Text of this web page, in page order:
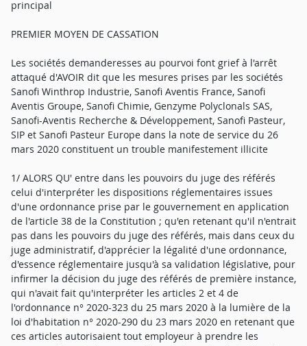
principal
PREMIER MOYEN DE CASSATION
Les sociétés demanderesses au pourvoi font grief à l'arrêt
attaqué d'AVOIR dit que les mesures prises par les sociétés
Sanofi Winthrop Industrie, Sanofi Aventis France, Sanofi
Aventis Groupe, Sanofi Chimie, Genzyme Polyclonals SAS,
Sanofi-Aventis Recherche & Développement, Sanofi Pasteur,
SIP et Sanofi Pasteur Europe dans la note de service du 26
mars 2020 constituent un trouble manifestement illicite
1/ ALORS QU' entre dans les pouvoirs du juge des référés
celui d'interpréter les dispositions réglementaires issues
d'une ordonnance prise par le gouvernement en application
de l'article 38 de la Constitution ; qu'en retenant qu'il n'entrait
pas dans les pouvoirs du juge des référés, mais dans ceux du
juge administratif, d'apprécier la légalité d'une ordonnance,
d'essence réglementaire jusqu'à sa validation législative, pour
infirmer la décision du juge des référés de première instance,
qui n'avait fait qu'interpréter les articles 2 et 4 de
l'ordonnance n° 2020-323 du 25 mars 2020 à la lumière de la
loi d'habitation n° 2020-290 du 23 mars 2020 en retenant que
ces articles autorisaient tout employeur à prendre les